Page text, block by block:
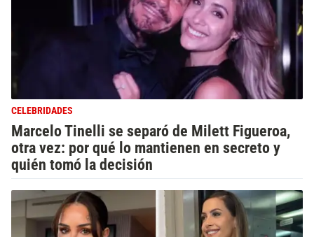
CELEBRIDADES
Marcelo Tinelli se separó de Milett Figueroa,
otra vez: por qué lo mantienen en secreto y
quién tomó la decisión